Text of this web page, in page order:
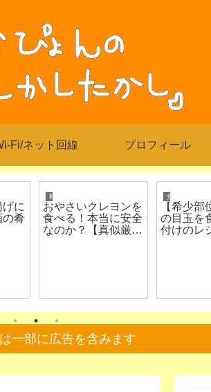
Fi/ネット回線 プロフィール
に
の肴
料理/食べる
おやさいクレヨンを
食べる！本当に安全
なのか？【真似厳
魚類
【希少部
の目玉を
付けのレ
一部に広告を含みます